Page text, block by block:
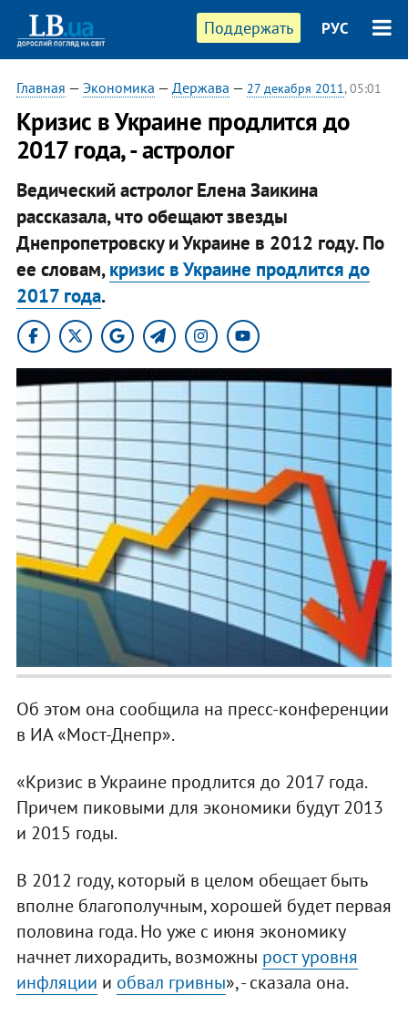
Поддержать РУС
Главная — Экономика — Держава — 27 декабря 2011, 05:01
Кризис в Украине продлится до
2017 года, - астролог
Ведический астролог Елена Заикина
рассказала, что обещают звезды
Днепропетровску и Украине в 2012 году. По
ее словам,кризис в Украине продлится до
2017 года.
Об этом она сообщила на пресс-конференции
в ИА «Мост-Днепр».
«Кризис в Украине продлится до 2017 года.
Причем пиковыми для экономики будут 2013
и 2015 годы.
В 2012 году, который в целом обещает быть
вполне благополучным, хорошей будет первая
половина года. Но уже с июня экономику
начнет лихорадить, возможны рост уровня
инфляции и обвал гривны», - сказала она.